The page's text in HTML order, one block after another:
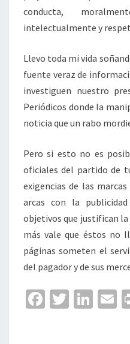
conducta,
intelectualmente y
Llevo toda mi vida
fuente veraz de
investiguen nuestro
Periódicos donde la
noticia que un rabo
Pero si esto no es
oficiales del partido de
exigencias de las
arcas con la
objetivos que justifican
más vale que éstos no
páginas someten el
del pagador y de sus
Fa T
Li
E